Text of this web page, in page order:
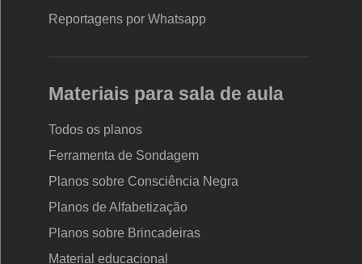
Reportagens por Whatsapp
Materiais para sala de aula
Todos os planos
Ferramenta de Sondagem
Planos sobre Consciência Negra
Planos de Alfabetização
Planos sobre Brincadeiras
Material educacional